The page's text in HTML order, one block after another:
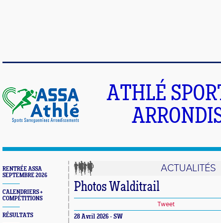
ATHLÉ
RENTRÉE ASSA
SEPTEMBRE 2026
CALENDRIERS +
COMPÉTITIONS
RÉSULTATS
ACTUALITÉS
Photos Walditrail
Tweet
28 Avril 2026 - SW